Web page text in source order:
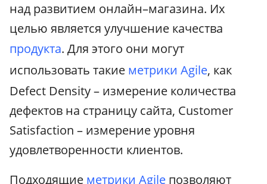
над развитием онлайн–магазина. Их
целью является улучшение качества
продукта. Для этого они могут
использовать такие метрики Agile, как
Defect Density – измерение количества
дефектов на страницу сайта, Customer
Satisfaction – измерение уровня
удовлетворенности клиентов.
Подходящие метрики Agile позволяют